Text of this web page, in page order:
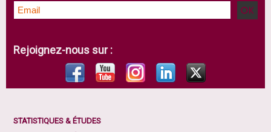
Rejoignez-nous sur :
STATISTIQUES & ÉTUDES